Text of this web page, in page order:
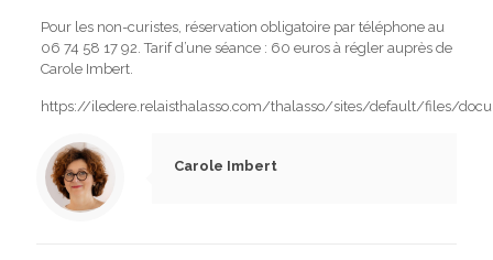
Pour les non-curistes, réservation obligatoire par téléphone au
06 74 58 17 92. Tarif d’une séance : 60 euros à régler auprès de
Carole Imbert.
https://iledere.relaisthalasso.com/thalasso/sites/default/files/
Carole Imbert